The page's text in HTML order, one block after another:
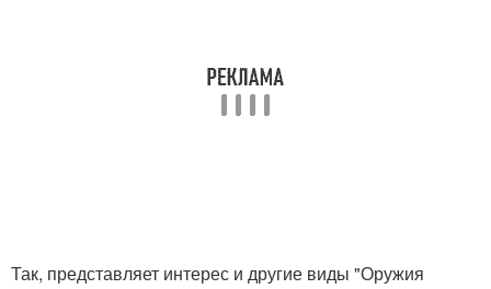
Так, представляет интерес и другие виды "Оружия